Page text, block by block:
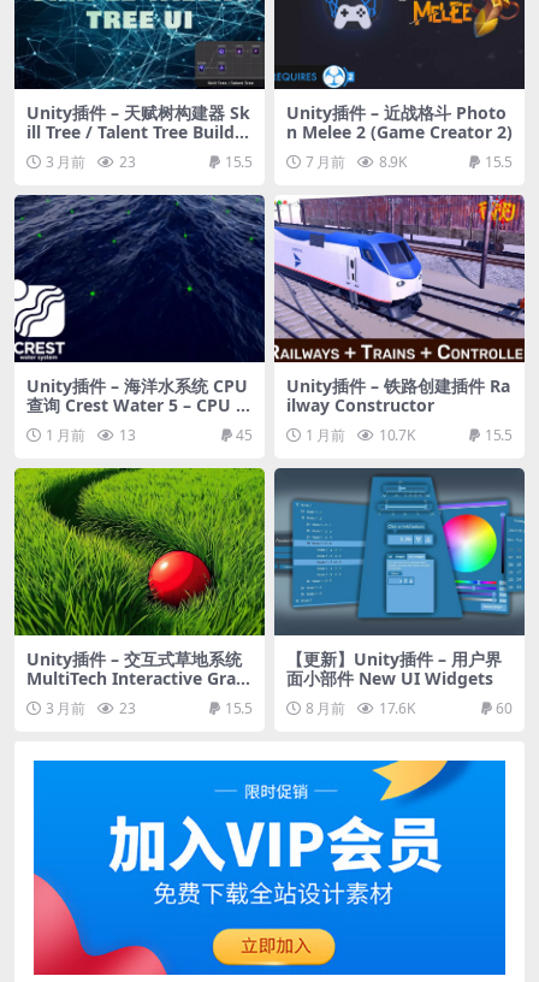
Unity插件 – 天赋树构建器 Sk
ill Tree / Talent Tree Builder
– Simple Talent Tree UI
3 月前 23 15.5
Unity插件 – 近战格斗 Photo
n Melee 2 (Game Creator 2)
7 月前 8.9K 15.5
Unity插件 – 海洋水系统 CPU
查询 Crest Water 5 – CPU Q
ueries
1 月前 13 45
Unity插件 – 铁路创建插件 Ra
ilway Constructor
1 月前 10.7K 15.5
Unity插件 – 交互式草地系统
MultiTech Interactive Grass
– Dynamic GPU Grass Syste
m 3 月前 23 15.5
【更新】Unity插件 – 用户界
面小部件 New UI Widgets
8 月前 17.6K 60